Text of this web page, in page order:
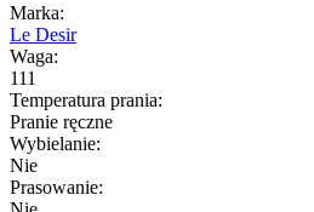
Marka:
Le Desir
Waga:
111
Temperatura prania:
Pranie ręczne
Wybielanie:
Nie
Prasowanie: